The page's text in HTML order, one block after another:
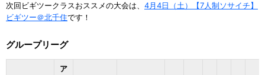
次回ビギツークラスおススメの大会は、 4月4日（土）【7人制ソサイチ】
ビギツー＠北千住です！
グループリーグ
ア